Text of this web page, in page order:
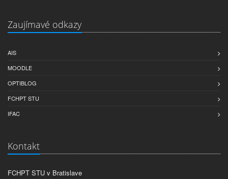
Zaujímavé odkazy
AIS
MOODLE
OPTIBLOG
FCHPT STU
IFAC
Kontakt
FCHPT STU v Bratislave